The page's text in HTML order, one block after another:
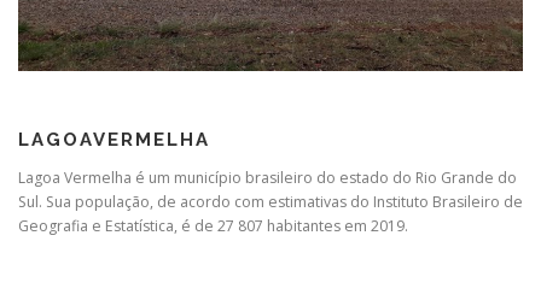
LAGOAVERMELHA
Lagoa Vermelha é um município brasileiro do estado do Rio Grande do
Sul. Sua população, de acordo com estimativas do Instituto Brasileiro de
Geografia e Estatística, é de 27 807 habitantes em 2019.